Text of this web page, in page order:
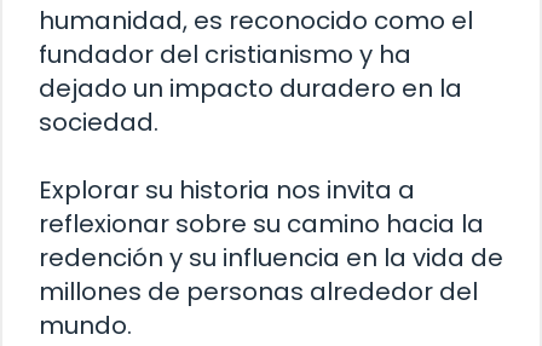
humanidad, es reconocido como el
fundador del cristianismo y ha
dejado un impacto duradero en la
sociedad.
Explorar su historia nos invita a
reflexionar sobre su camino hacia la
redención y su influencia en la vida de
millones de personas alrededor del
mundo.